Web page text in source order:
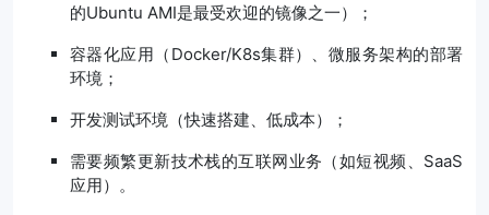
的Ubuntu AMI是最受欢迎的镜像之一）；
容器化应用（Docker/K8s集群）、微服务架构的部署
环境；
开发测试环境（快速搭建、低成本）；
需要频繁更新技术栈的互联网业务（如短视频、SaaS
应用）。